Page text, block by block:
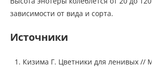
зависимости от вида и сорта.
Источники
Кизима Г. Цветники для ленивых //